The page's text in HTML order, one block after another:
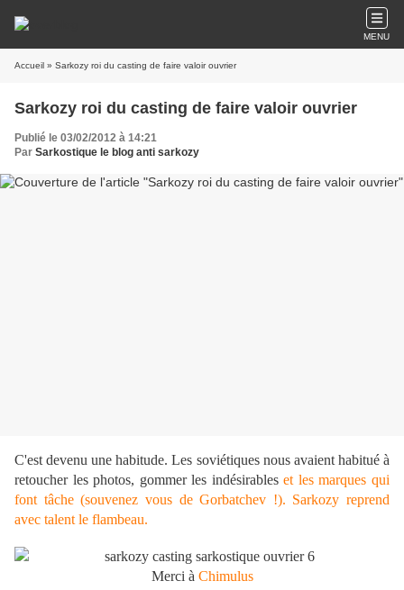
MENU
Accueil » Sarkozy roi du casting de faire valoir ouvrier
Sarkozy roi du casting de faire valoir ouvrier
Publié le 03/02/2012 à 14:21
Par Sarkostique le blog anti sarkozy
C'est devenu une habitude. Les soviétiques nous avaient habitué à
retoucher les photos, gommer les indésirableset les marques qui
font tâche (souvenez vous de Gorbatchev !). Sarkozy reprend
avec talent le flambeau.
Merci à Chimulus